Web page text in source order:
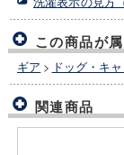
この商品が
ギア > ドッグ・キ
関連商品